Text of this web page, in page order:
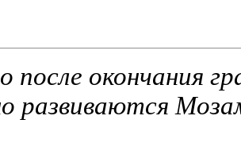
после окончания
развиваются